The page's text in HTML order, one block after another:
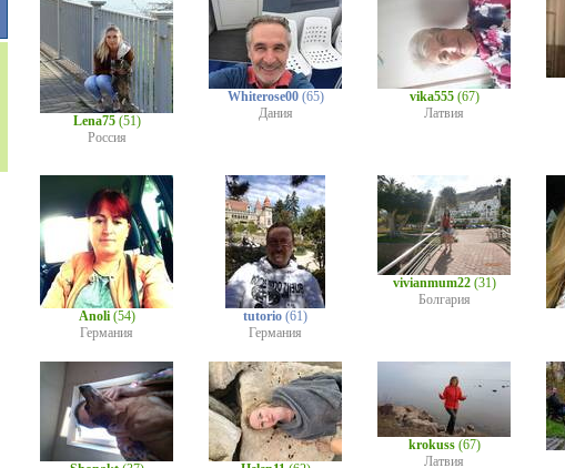
Lena75(51)
Россия
Whiterose00(65)
Дания
vika555(67)
Латвия
Anoli(54)
Германия
tutorio (61)
Германия
vivianmum22(31)
Болгария
krokuss(67)
Латвия